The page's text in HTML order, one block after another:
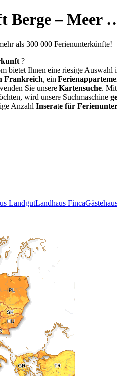
Berge – Meer
als 300 000 Ferienunterkünfte!
?
bietet Ihnen eine riesige Auswahl
Frankreich, ein
Sie unsere Kartensuche. Mit
wird unsere Suchmaschine
Anzahl Inserate für
LandgutLandhaus FincaGästehaus